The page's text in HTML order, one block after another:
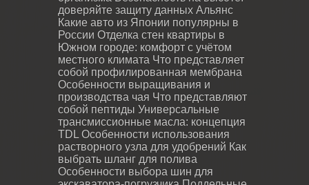
доверяйте защиту данных Альянс
Какие авто из Японии популярны в
России Отделка стен квартиры в
Южном городе: комфорт с учётом
местного климата Что представляет
собой профилированная мембрана
Особенности выращивания и
производства чая Что представляют
собой пептиды Универсальные
трансмиссионные масла: концепция
TDL Особенности использования
растворного узла для удобрений Как
выбрать шланг для полива
Особенности выбора шин для